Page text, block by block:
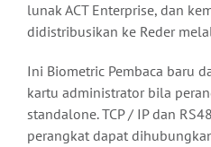
lunak ACT Enterprise, dan
didistribusikan ke Reder
Ini Biometric Pembaca baru
kartu administrator bila
standalone. TCP / IP dan
perangkat dapat